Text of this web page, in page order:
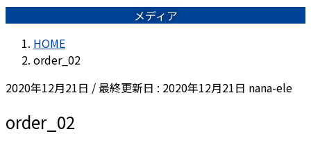
メディア
HOME
order_02
2020年12月21日 / 最終更新日 : 2020年12月21日 nana-ele
order_02